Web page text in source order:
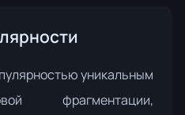
уникальным
фрагментации,